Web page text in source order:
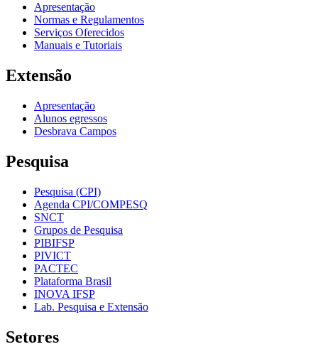
Apresentação
Normas e Regulamentos
Serviços Oferecidos
Manuais e Tutoriais
Extensão
Apresentação
Alunos egressos
Desbrava Campos
Pesquisa
Pesquisa (CPI)
Agenda CPI/COMPESQ
SNCT
Grupos de Pesquisa
PIBIFSP
PIVICT
PACTEC
Plataforma Brasil
INOVA IFSP
Lab. Pesquisa e Extensão
Setores